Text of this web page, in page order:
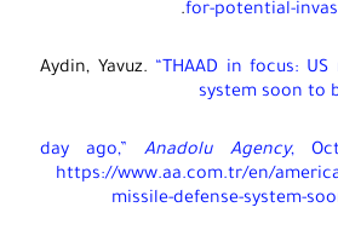
for-
.
“THAAD in
system
Anadolu Agency
https://www.aa.com.tr/en/
missile-defense-